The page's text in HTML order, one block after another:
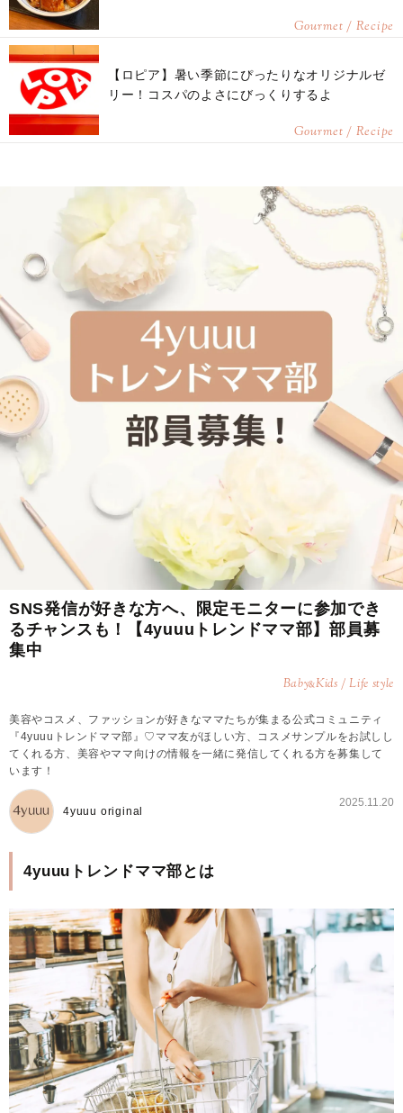
Gourmet / Recipe
【ロピア】暑い季節にぴったりなオリジナルゼ
リー！コスパのよさにびっくりするよ
Gourmet / Recipe
SNS発信が好きな方へ、限定モニターに参加でき
るチャンスも！【4yuuuトレンドママ部】部員募
集中
Baby&Kids / Life style
美容やコスメ、ファッションが好きなママたちが集まる公式コミュニティ
『4yuuuトレンドママ部』♡ママ友がほしい方、コスメサンプルをお試しし
てくれる方、美容やママ向けの情報を一緒に発信してくれる方を募集して
います！
4yuuu original
2025.11.20
4yuuuトレンドママ部とは